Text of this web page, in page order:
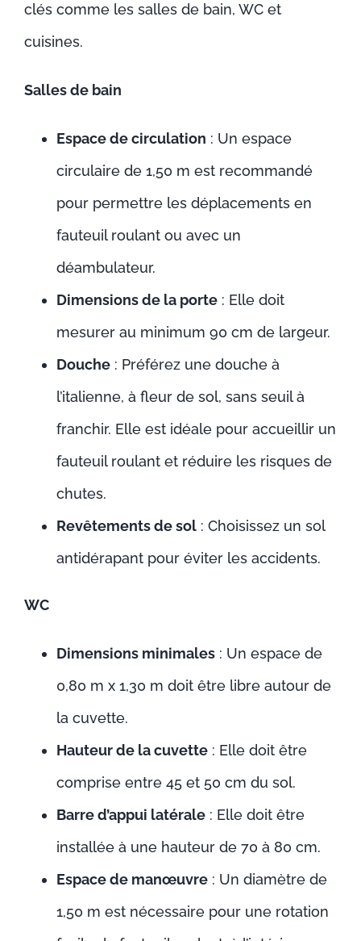
clés comme les salles de bain, WC et
cuisines.
Salles de bain
Espace de circulation : Un espace
circulaire de 1,50 m est recommandé
pour permettre les déplacements en
fauteuil roulant ou avec un
déambulateur.
Dimensions de la porte: Elle doit
mesurer au minimum 90 cm de largeur.
Douche: Préférez une douche à
l’italienne, à fleur de sol, sans seuil à
franchir. Elle est idéale pour accueillir un
fauteuil roulant et réduire les risques de
chutes.
Revêtements de sol: Choisissez un sol
antidérapant pour éviter les accidents.
WC
Dimensions minimales: Un espace de
0,80 m x 1,30 m doit être libre autour de
la cuvette.
Hauteur de la cuvette: Elle doit être
comprise entre 45 et 50 cm du sol.
Barre d’appui latérale: Elle doit être
installée à une hauteur de 70 à 80 cm.
Espace de manœuvre: Un diamètre de
1,50 m est nécessaire pour une rotation